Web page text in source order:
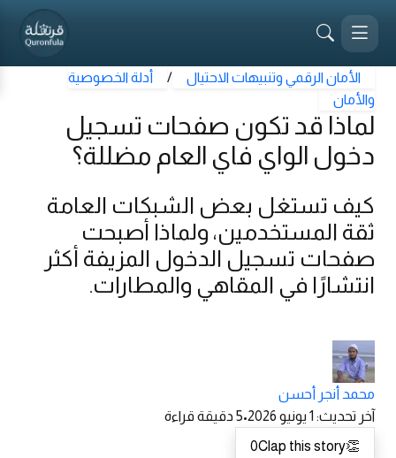
الأمان الرقمي وتنبيهات الاحتيال /
أدلة الخصوصية
والأمان
لماذا قد تكون صفحات تسجيل
دخول الواي فاي العام مضللة؟
كيف تستغل بعض الشبكات العامة
ثقة المستخدمين، ولماذا أصبحت
صفحات تسجيل الدخول المزيفة أكثر
انتشارًا في المقاهي والمطارات.
محمد أنجر أحسن
آخر تحديث: 1 يونيو 2026 •
5 دقيقة قراءة
👏
0Clap this story